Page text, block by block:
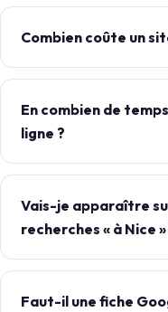
Combien coûte un
En combien de
ligne ?
Vais-je apparaître
recherches « à Nice »
Faut-il une fiche